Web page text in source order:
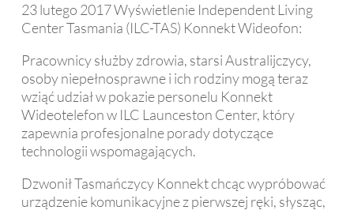
23 lutego 2017 Wyświetlenie Independent Living
Center Tasmania (ILC-TAS) Konnekt Wideofon:
Pracownicy służby zdrowia, starsi Australijczycy,
osoby niepełnosprawne i ich rodziny mogą teraz
wziąć udział w pokazie personelu Konnekt
Wideotelefon w ILC Launceston Center, który
zapewnia profesjonalne porady dotyczące
technologii wspomagających.
Dzwonił Tasmańczycy Konnekt chcąc wypróbować
urządzenie komunikacyjne z pierwszej ręki, słysząc,